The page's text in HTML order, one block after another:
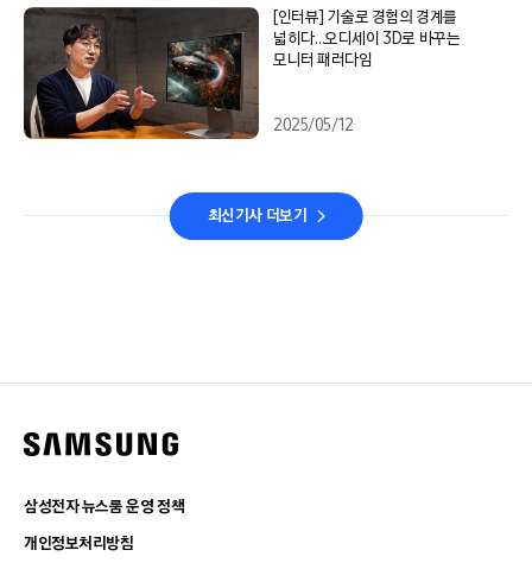
[인터뷰] 기술로 경험의 경계를
넓히다…오디세이 3D로 바꾸는
모니터 패러다임
2025/05/12
최신기사 더보기
삼성전자 뉴스룸 운영 정책
개인정보처리방침